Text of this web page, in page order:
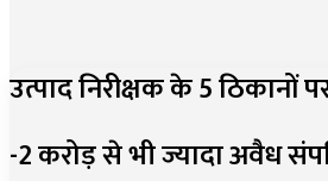
उत्पाद निरीक्षक के 5 ठिकानों
-2 करोड़ से भी ज्यादा अवैध